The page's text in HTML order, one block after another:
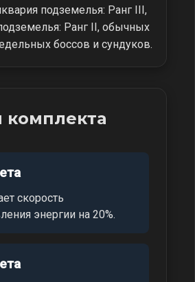
подземелья: Ранг III,
Ранг II, обычных
боссов и сундуков.
комплекта
скорость
энергии на 20%.